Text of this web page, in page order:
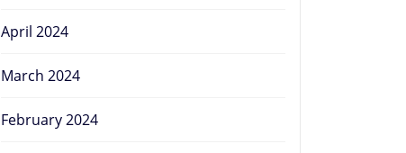
April 2024
March 2024
February 2024